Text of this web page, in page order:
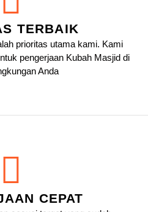
TERBAIK
prioritas utama kami. Kami
pengerjaan Kubah Masjid di
Anda
CEPAT